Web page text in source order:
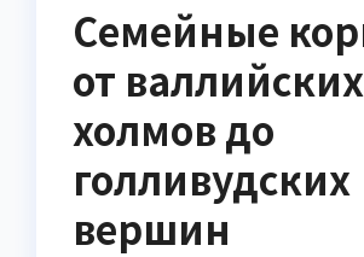
Семейные
от валлийских
холмов до
голливудских
вершин